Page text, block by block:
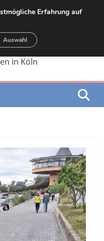
Lehrer zu
in Köln
Erfahrung auf
Auswahl